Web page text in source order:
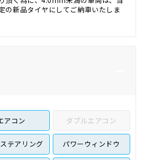
の新品タイヤにしてご納車いたしま
アコン ダブルエアコン
テアリング パワーウィンドウ